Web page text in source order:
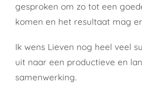
gesproken om zo tot een
komen en het resultaat mag
Ik wens Lieven nog heel veel
uit naar een productieve en
samenwerking.